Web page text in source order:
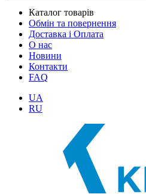
Каталог товарів
Обмін та повернення
Доставка і Оплата
О нас
Новини
Контакти
FAQ
UA
RU